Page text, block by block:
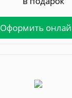
Оформить